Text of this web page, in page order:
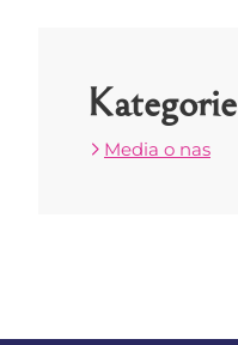
Kategorie
Media o nas